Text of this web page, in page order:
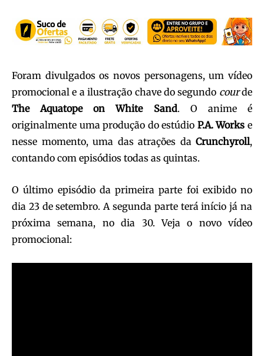
Foram divulgados os novos personagens, um vídeo
promocional e a ilustração chave do segundo courde
The Aquatope on White Sand. O anime é
originalmente uma produção do estúdio P.A. Works e
nesse momento, uma das atrações da Crunchyroll,
contando com episódios todas as quintas.
O último episódio da primeira parte foi exibido no
dia 23 de setembro. A segunda parte terá início já na
próxima semana, no dia 30. Veja o novo vídeo
promocional: